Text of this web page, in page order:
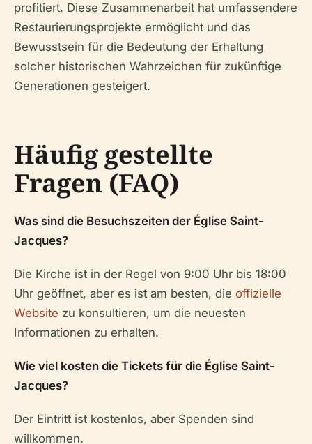
profitiert. Diese Zusammenarbeit hat umfassendere
Restaurierungsprojekte ermöglicht und das
Bewusstsein für die Bedeutung der Erhaltung
solcher historischen Wahrzeichen für zukünftige
Generationen gesteigert.
Häufig gestellte
Fragen (FAQ)
Was sind die Besuchszeiten der Église Saint-
Jacques?
Die Kirche ist in der Regel von 9:00 Uhr bis 18:00
Uhr geöffnet, aber es ist am besten, die offizielle
Website zu konsultieren, um die neuesten
Informationen zu erhalten.
Wie viel kosten die Tickets für die Église Saint-
Jacques?
Der Eintritt ist kostenlos, aber Spenden sind
willkommen.